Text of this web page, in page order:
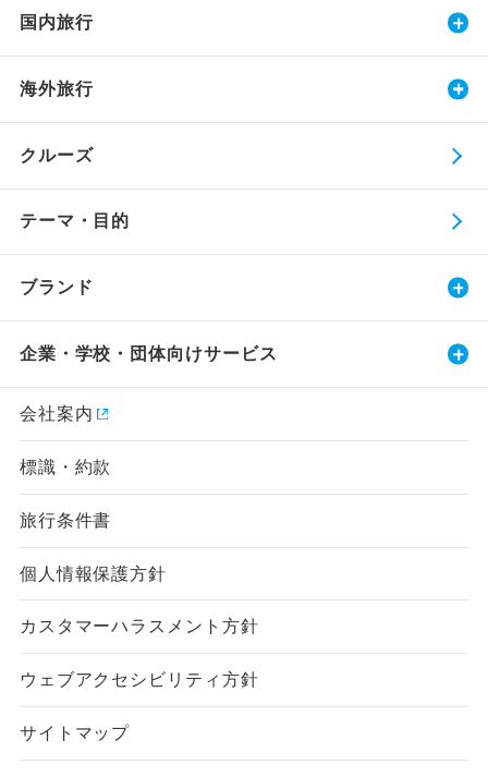
国内旅行
海外旅行
クルーズ
テーマ・目的
ブランド
企業・学校・団体向けサービス
会社案内
標識・約款
旅行条件書
個人情報保護方針
カスタマーハラスメント方針
ウェブアクセシビリティ方針
サイトマップ